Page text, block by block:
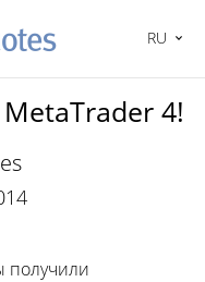
RU
4!
получили